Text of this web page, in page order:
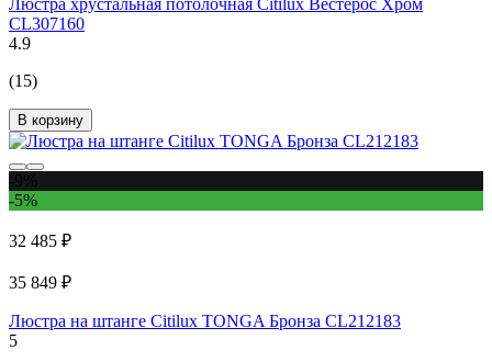
CL307160
4.9
(15)
В корзину
-5%
32 485 ₽
35 849 ₽
Люстра на штанге Citilux TONGA Бронза CL212183
5